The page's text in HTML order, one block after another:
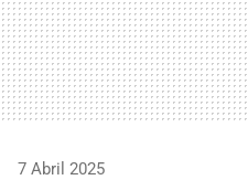
7 Abril 2025